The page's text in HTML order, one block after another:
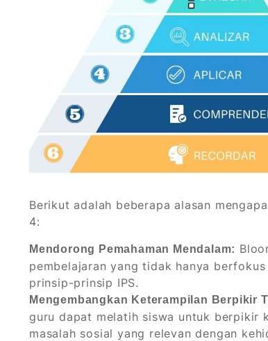
Berikut adalah beberapa alasan
4:
Mendorong Pemahaman Mendalam:
pembelajaran yang tidak hanya
prinsip-prinsip IPS.
Mengembangkan Keterampilan Berpikir
guru dapat melatih siswa untuk berpikir
masalah sosial yang relevan dengan